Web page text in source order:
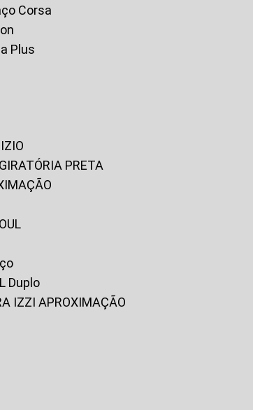
Corsa
Plus
PRETA
Duplo
IZZI APROXIMAÇÃO